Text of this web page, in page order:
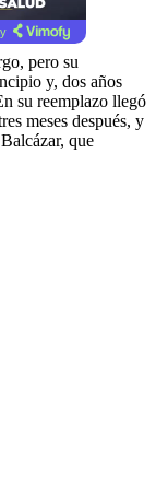
pero su
y, dos años
su reemplazo llegó
meses después, y
que